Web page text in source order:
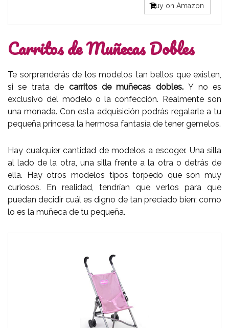
Buy on Amazon
Carritos de Muñecas Dobles
Te sorprenderás de los modelos tan bellos que existen,
si se trata de carritos de muñecas dobles.Y no es
exclusivo del modelo o la confección. Realmente son
una monada. Con esta adquisición podrás regalarle a tu
pequeña princesa la hermosa fantasía de tener gemelos.
Hay cualquier cantidad de modelos a escoger. Una silla
al lado de la otra, una silla frente a la otra o detrás de
ella. Hay otros modelos tipos torpedo que son muy
curiosos. En realidad, tendrían que verlos para que
puedan decidir cuál es digno de tan preciado bien; como
lo es la muñeca de tu pequeña.